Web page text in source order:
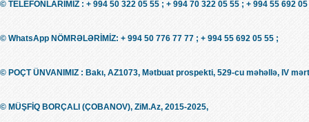
© TELEFONLARIMIZ : + 994 50 322 05 55 ; + 994 70 322 05 55 ; + 994 55 692
© WhatsApp NÖMRƏLƏRİMİZ: + 994 50 776 77 77 ; + 994 55 692 05 55 ;
© POÇT ÜNVANIMIZ : Bakı, AZ1073, Mətbuat prospekti, 529-cu məhəllə, IV
© MÜŞFİQ BORÇALI (ÇOBANOV), ZiM.Az, 2015-2025,